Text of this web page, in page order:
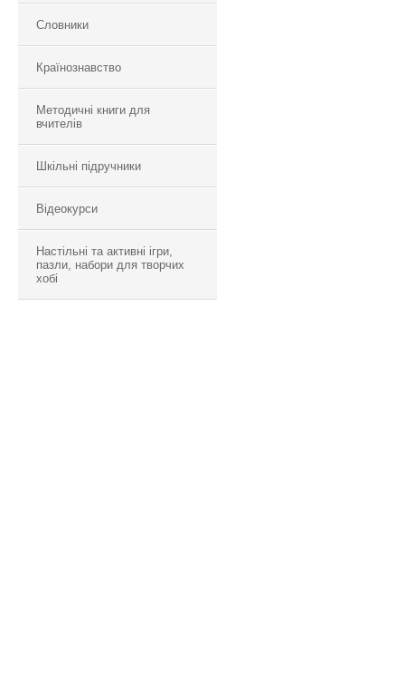
Словники
Країнознавство
Методичні книги для
вчителів
Шкільні підручники
Відеокурси
Настільні та активні ігри,
пазли, набори для творчих
хобі